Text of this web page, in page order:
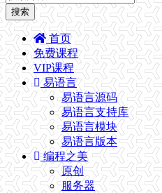
搜索
首页
免费课程
VIP课程
易语言
易语言源码
易语言支持库
易语言模块
易语言版本
编程之美
原创
服务器